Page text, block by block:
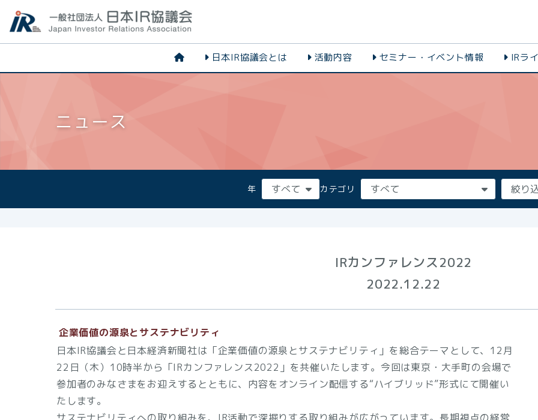
日本IR協議会とは 活動内容 セミナー・イベント情報 IRラ
ニュース
年 カテゴリ
IRカンファレンス2022
2022.12.22
企業価値の源泉とサステナビリティ
日本IR協議会と日本経済新聞社は「企業価値の源泉とサステナビリティ」を総合テーマとして、12月
22日（木）10時半から「IRカンファレンス2022」を共催いたします。今回は東京・大手町の会場で
参加者のみなさまをお迎えするとともに、内容をオンライン配信する“ハイブリッド”形式にて開催い
たします。